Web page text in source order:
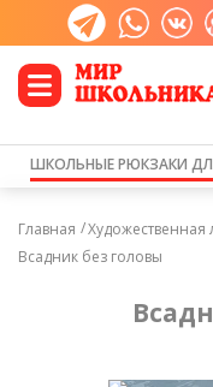
ШКОЛЬНЫЕ РЮКЗАКИ
Главная Художественная
Всадник без головы